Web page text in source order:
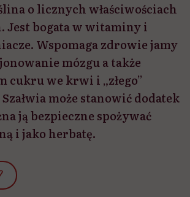
o licznych właściwościach
Jest bogata w witaminy i
Wspomaga zdrowie jamy
mózgu a także
cukru we krwi i „złego”
może stanowić dodatek
ją bezpieczne spożywać
i jako herbatę.